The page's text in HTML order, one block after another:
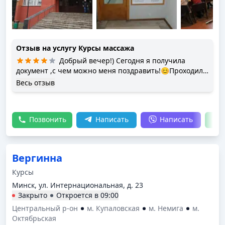
Отзыв на услугу Курсы массажа
Добрый вечер!) Сегодня я получила
документ ,с чем можно меня поздравить!😊Проходила
курсы по классическому массажу, хотела бы выразить
было практики,так как я и хотела, осталась довольна
результатом работы,)даже своей, спасибо.
Весь отзыв
Позвонить Написать Написать
Вергинна
Курсы
Минск, ул. Интернациональная, д. 23
Закрыто
Откроется в 09:00
Центральный р-он
м. Купаловская м. Немига
м.
Октябрьская